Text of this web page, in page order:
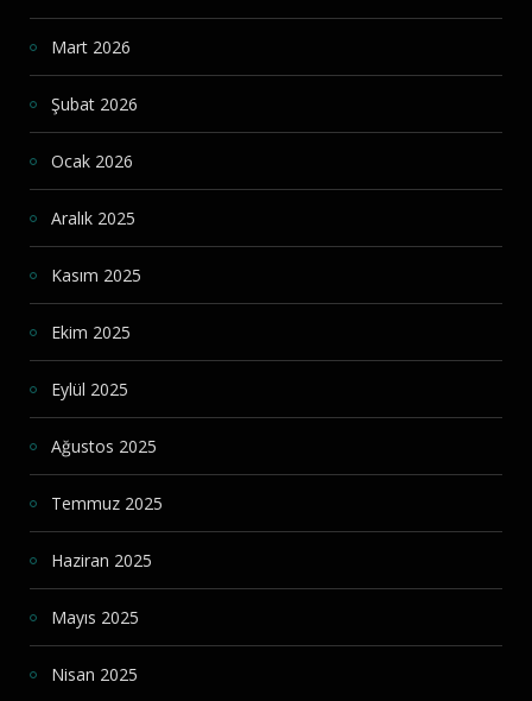
Mart 2026
Şubat 2026
Ocak 2026
Aralık 2025
Kasım 2025
Ekim 2025
Eylül 2025
Ağustos 2025
Temmuz 2025
Haziran 2025
Mayıs 2025
Nisan 2025